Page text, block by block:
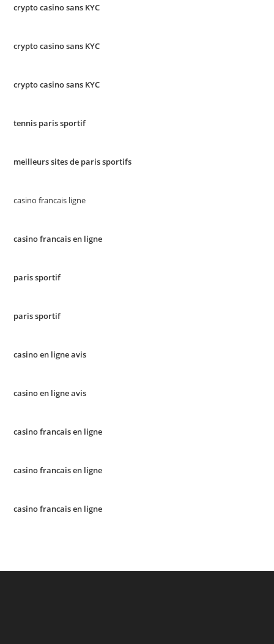
crypto casino sans KYC
crypto casino sans KYC
crypto casino sans KYC
tennis paris sportif
meilleurs sites de paris sportifs
casino francais ligne
casino francais en ligne
paris sportif
paris sportif
casino en ligne avis
casino en ligne avis
casino francais en ligne
casino francais en ligne
casino francais en ligne